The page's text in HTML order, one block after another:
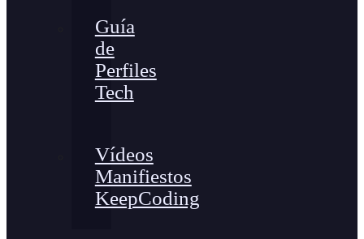
Guía
de
Perfiles
Tech
Vídeos
Manifiestos
KeepCoding